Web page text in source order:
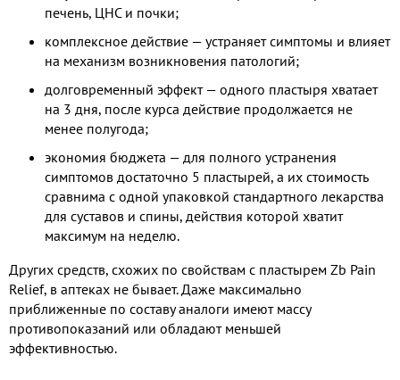
печень, ЦНС и почки;
комплексное действие — устраняет симптомы и влияет
на механизм возникновения патологий;
долговременный эффект — одного пластыря хватает
на 3 дня, после курса действие продолжается не
менее полугода;
экономия бюджета — для полного устранения
симптомов достаточно 5 пластырей, а их стоимость
сравнима с одной упаковкой стандартного лекарства
для суставов и спины, действия которой хватит
максимум на неделю.
Других средств, схожих по свойствам с пластырем Zb Pain
Relief, в аптеках не бывает. Даже максимально
приближенные по составу аналоги имеют массу
противопоказаний или обладают меньшей
эффективностью.